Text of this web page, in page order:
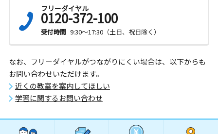
フリーダイヤル
0120-372-100
受付時間 9:30～17:30（土日、祝日除く）
なお、フリーダイヤルがつながりにくい場合は、以下からも
お問い合わせいただけます。
近くの教室を案内してほしい
学習に関するお問い合わせ